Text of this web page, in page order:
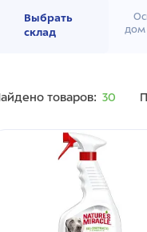
Выбрать
склад
дом
товаров: 30